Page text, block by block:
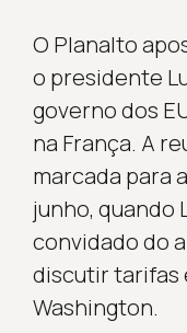
O Planalto
o presidente
governo dos
na França. A
marcada para
junho, quando
convidado do
discutir tarifas
Washington.